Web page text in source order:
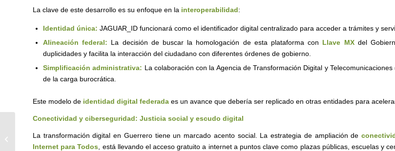
La clave de este desarrollo es su enfoque en la interoperabilidad:
Identidad única: JAGUAR_ID funcionará como el identificador digital centralizado para acceder a trámites y
Alineación federal: La decisión de buscar la homologación de esta plataforma con Llave MXdel
duplicidades y facilita la interacción del ciudadano con diferentes órdenes de gobierno.
Simplificación administrativa: La colaboración con la Agencia de Transformación Digital y
de la carga burocrática.
Este modelo de identidad digital federada es un avance que debería ser replicado en otras entidades para
Conectividad y ciberseguridad: Justicia social y escudo digital
La transformación digital en Guerrero tiene un marcado acento social. La estrategia de ampliación de
Internet para Todos , está llevando el acceso gratuito a internet a puntos clave como plazas públicas, escuelas y
5 oportunidades de IA para gobiernos
estatales y municipales